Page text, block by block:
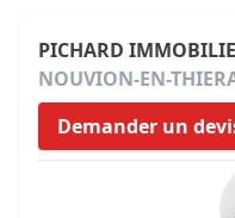
PICHARD
NOUVION-EN-
Demander un